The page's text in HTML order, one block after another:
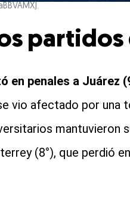
partidos
en penales a Juárez
vio afectado por una
mantuvieron
(8°), que perdió